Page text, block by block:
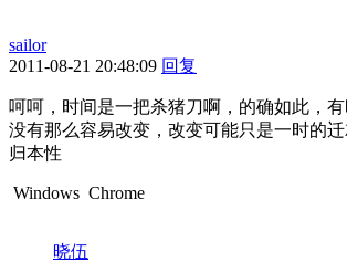
sailor
2011-08-21 20:48:09 回复
呵呵，时间是一把杀猪刀啊，的确如此，
没有那么容易改变，改变可能只是一时的
归本性
Windows Chrome
晓伍